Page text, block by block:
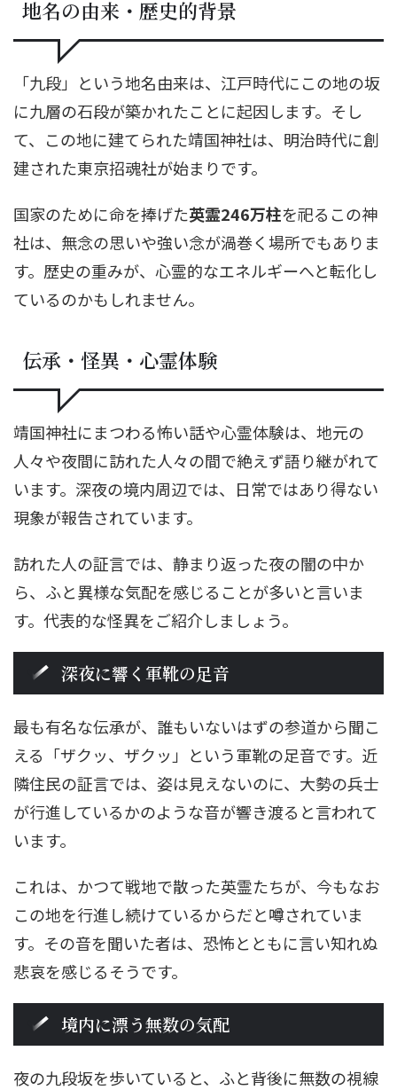
地名の由来・歴史的背景
「九段」という地名由来は、江戸時代にこの地の坂
に九層の石段が築かれたことに起因します。そし
て、この地に建てられた靖国神社は、明治時代に創
建された東京招魂社が始まりです。
国家のために命を捧げた英霊246万柱を祀るこの神
社は、無念の思いや強い念が渦巻く場所でもありま
す。歴史の重みが、心霊的なエネルギーへと転化し
ているのかもしれません。
伝承・怪異・心霊体験
靖国神社にまつわる怖い話や心霊体験は、地元の
人々や夜間に訪れた人々の間で絶えず語り継がれて
います。深夜の境内周辺では、日常ではあり得ない
現象が報告されています。
訪れた人の証言では、静まり返った夜の闇の中か
ら、ふと異様な気配を感じることが多いと言いま
す。代表的な怪異をご紹介しましょう。
深夜に響く軍靴の足音
最も有名な伝承が、誰もいないはずの参道から聞こ
える「ザクッ、ザクッ」という軍靴の足音です。近
隣住民の証言では、姿は見えないのに、大勢の兵士
が行進しているかのような音が響き渡ると言われて
います。
これは、かつて戦地で散った英霊たちが、今もなお
この地を行進し続けているからだと噂されていま
す。その音を聞いた者は、恐怖とともに言い知れぬ
悲哀を感じるそうです。
境内に漂う無数の気配
夜の九段坂を歩いていると、ふと背後に無数の視線